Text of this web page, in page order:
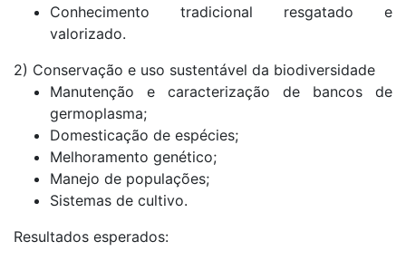
Conhecimento tradicional resgatado e
valorizado.
2) Conservação e uso sustentável da biodiversidade
Manutenção e caracterização de bancos de
germoplasma;
Domesticação de espécies;
Melhoramento genético;
Manejo de populações;
Sistemas de cultivo.
Resultados esperados: